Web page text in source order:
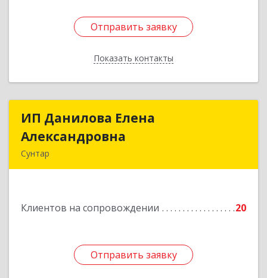
Отправить заявку
Показать контакты
Отправить заявку
Назад
ИП Данилова Елена
Александровна
Сунтар
Клиентов на сопровождении 20
Отправить заявку
ИП Данилова Елена
Отправить заявку